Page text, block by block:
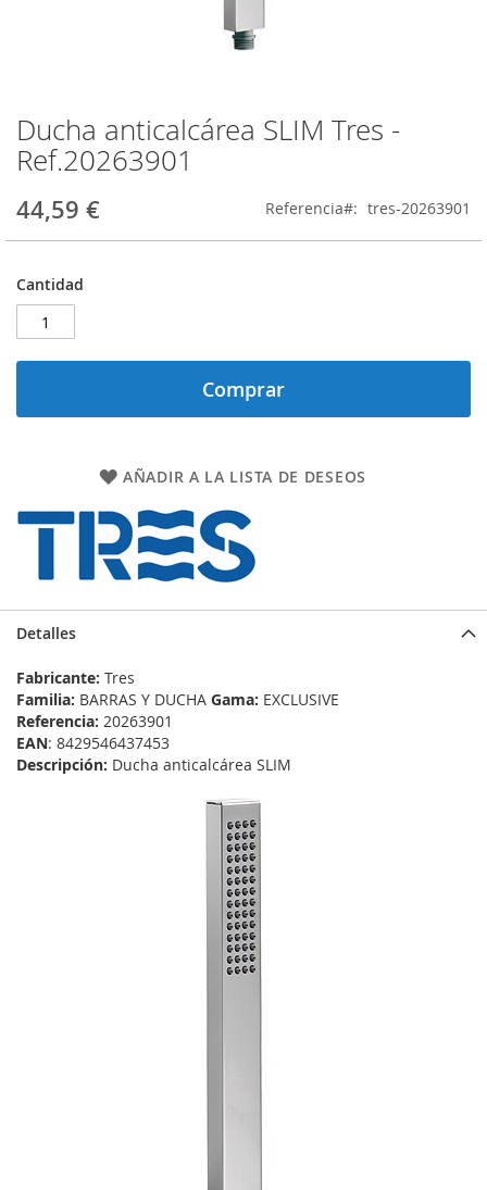
Ducha anticalcárea SLIM Tres -
Ref.20263901
44,59 € Referencia tres-20263901
Cantidad
Comprar
AÑADIR A LA LISTA DE DESEOS
Saltar
al
comienzo
la
imágenes
Detalles
Fabricante: Tres
Familia: BARRAS Y DUCHA Gama: EXCLUSIVE
Referencia: 20263901
EAN: 8429546437453
Descripción: Ducha anticalcárea SLIM